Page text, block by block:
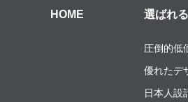
HOME 選ばれ
圧倒的低
優れたデ
日本人設